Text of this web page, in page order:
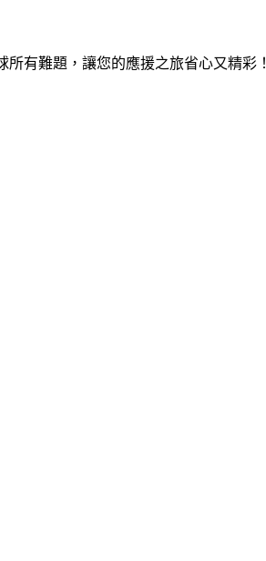
有難題，讓您的應援之旅省心又精彩！